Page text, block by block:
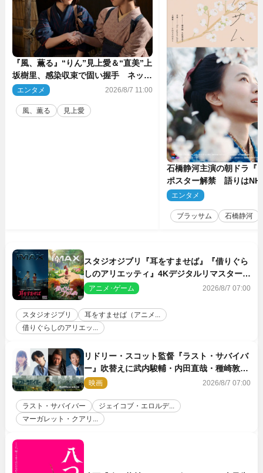
『風、薫る』“りん”見上愛＆“直美”上
坂樹里、感染収束で固い握手 ネット
感動「このバディは最強」「アツい」
エンタメ 2026/8/7 11:00
風、薫る 見上愛
石橋静河主演の朝ドラ『
ポスター解禁 語りは
アナ
エンタメ
ブラッサム 石橋静河
スタジオジブリ『耳をすませば』『借りぐら
しのアリエッティ』4Kデジタルリマスターで
IMAX上映決定！
アニメ･ゲーム 2026/8/7 07:00
スタジオジブリ
耳をすませば（アニメ...
借りぐらしのアリエッ...
リドリー・スコット監督『ラスト・サバイバ
ー』吹替えに武内駿輔・内田直哉・種崎敦
美・井上和彦ら豪華声優陣が集結！
映画 2026/8/7 07:00
ラスト・サバイバー
ジェイコブ・エロルデ...
マーガレット・クアリ...